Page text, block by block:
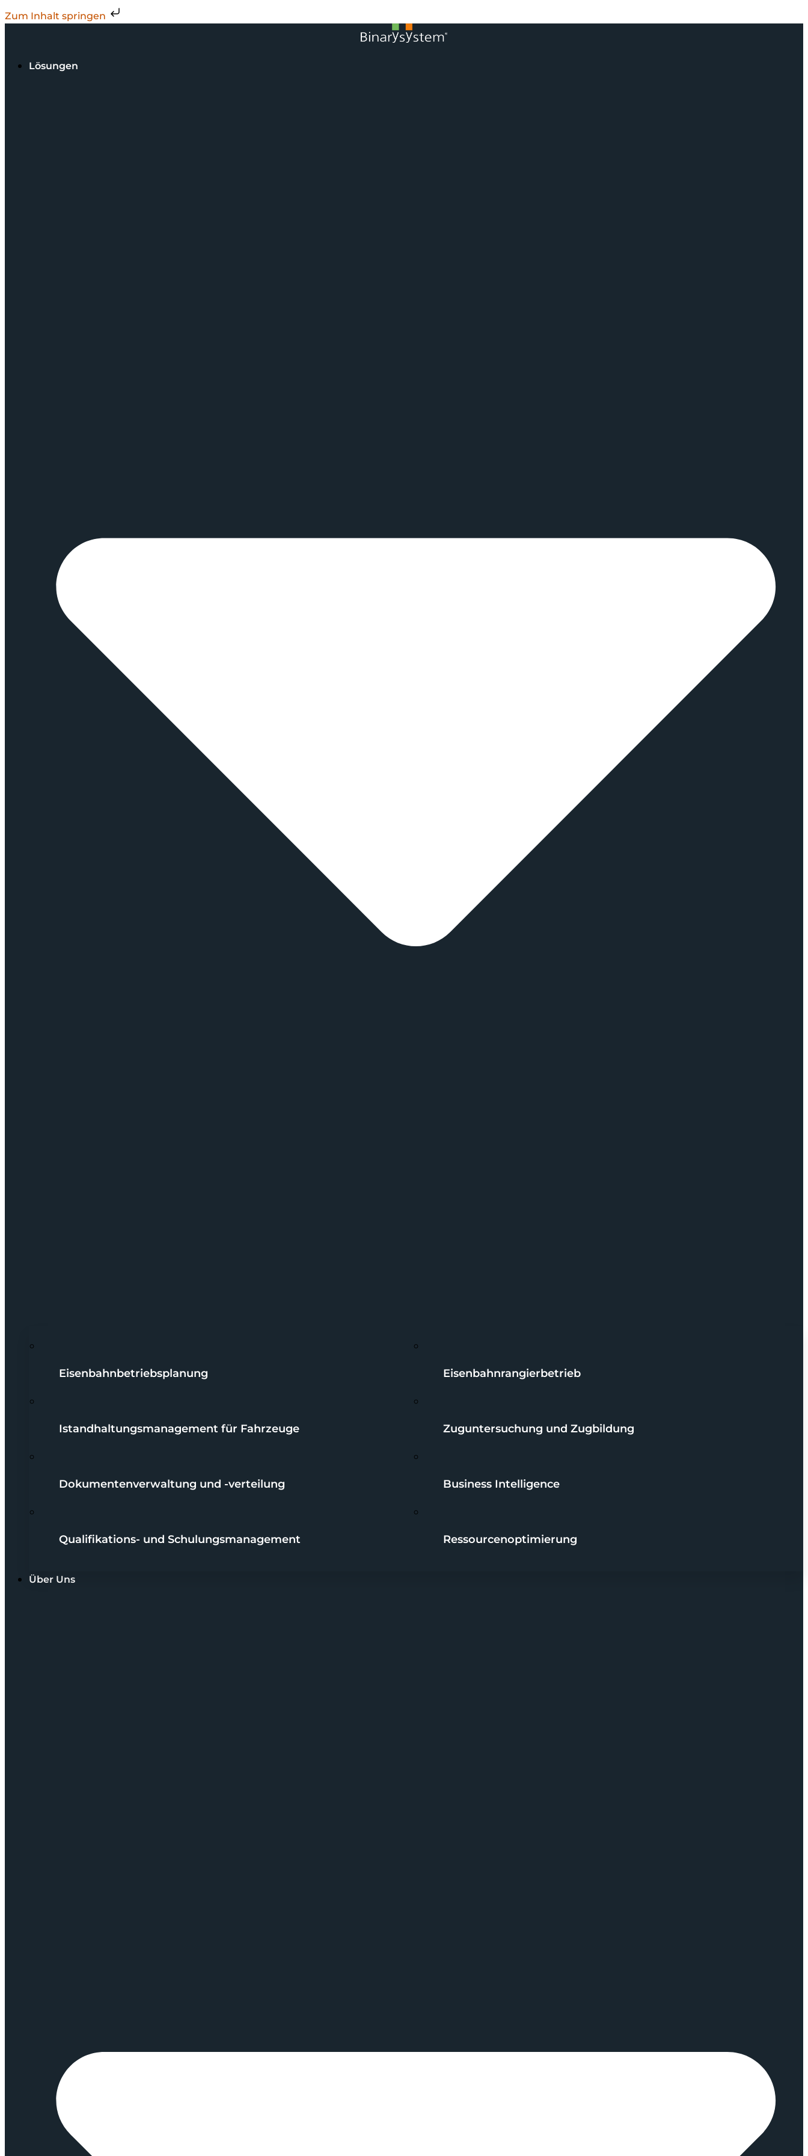
Zum Inhalt springen
Lösungen
Eisenbahnbetriebsplanung
Istandhaltungsmanagement für Fahrzeuge
Dokumentenverwaltung und -verteilung
Qualifikations- und Schulungsmanagement
Eisenbahnrangierbetrieb
Zuguntersuchung und Zugbildung
Business Intelligence
Ressourcenoptimierung
Über Uns